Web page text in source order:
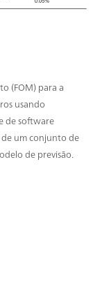
(FOM) para a
usando
de software
um conjunto de
de previsão.